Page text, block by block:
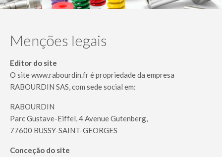
Menções legais
Editor do site
O site www.rabourdin.fr é propriedade da empresa
RABOURDIN SAS, com sede social em:
RABOURDIN
Parc Gustave-Eiffel, 4 Avenue Gutenberg,
77600 BUSSY-SAINT-GEORGES
Conceção do site